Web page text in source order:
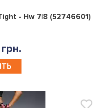
0
- Hw 7|8 (52746601)